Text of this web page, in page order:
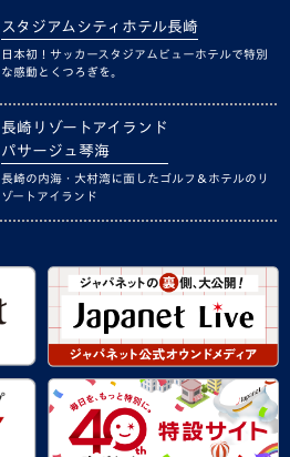
スタジアムシティホテル長崎
日本初！サッカースタジアムビューホテルで特別
な感動とくつろぎを。
長崎リゾートアイランド
パサージュ琴海
長崎の内海・大村湾に面したゴルフ＆ホテルのリ
ゾートアイランド